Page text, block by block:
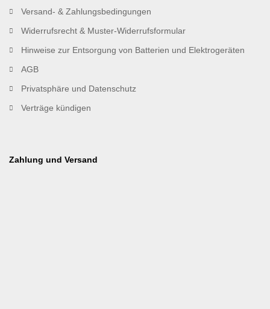
Versand- & Zahlungsbedingungen
Widerrufsrecht & Muster-Widerrufsformular
Hinweise zur Entsorgung von Batterien und Elektrogeräten
AGB
Privatsphäre und Datenschutz
Verträge kündigen
Zahlung und Versand